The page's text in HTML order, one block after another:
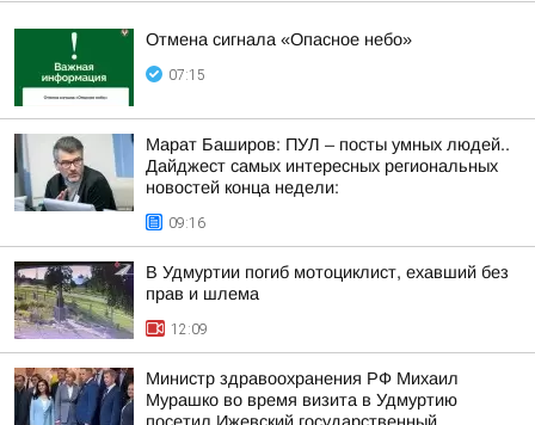
Отмена сигнала «Опасное небо»
07:15
Марат Баширов: ПУЛ – посты умных людей..
Дайджест самых интересных региональных
новостей конца недели:
09:16
В Удмуртии погиб мотоциклист, ехавший без
прав и шлема
12:09
Министр здравоохранения РФ Михаил
Мурашко во время визита в Удмуртию